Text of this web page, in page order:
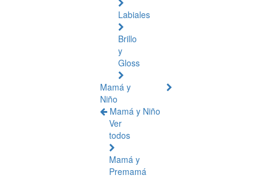
Labiales
Brillo
y
Gloss
Mamá y
Niño
Mamá y Niño
Ver
todos
Mamá y
Premamá